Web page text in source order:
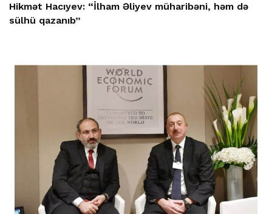
Hikmət Hacıyev: “İlham Əliyev müharibəni, həm də
sülhü qazanıb”